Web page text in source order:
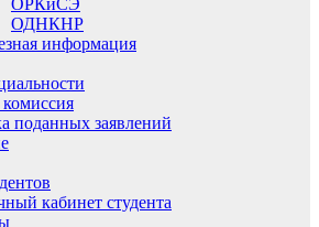
ОРКиСЭ
ОДНКНР
информация
поданных заявлений
кабинет студента